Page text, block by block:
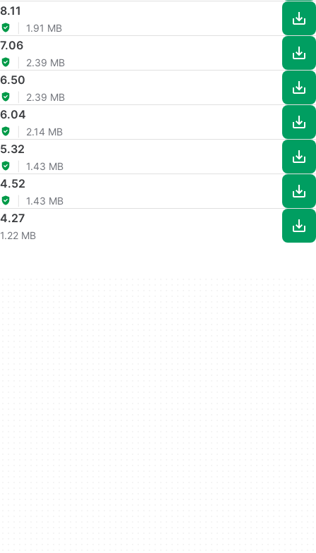
8.11
1.91 MB
7.06
2.39 MB
6.50
2.39 MB
6.04
2.14 MB
5.32
1.43 MB
4.52
1.43 MB
4.27
1.22 MB